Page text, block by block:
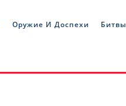
Оружие И Доспехи Битвы